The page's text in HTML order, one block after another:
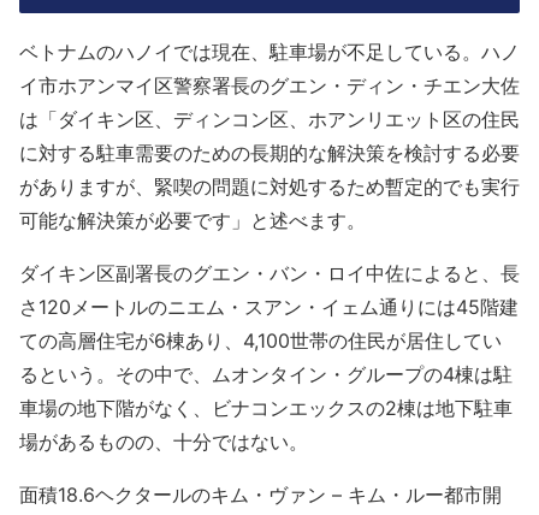
ベトナムのハノイでは現在、駐車場が不足している。ハノ
イ市ホアンマイ区警察署長のグエン・ディン・チエン大佐
は「ダイキン区、ディンコン区、ホアンリエット区の住民
に対する駐車需要のための長期的な解決策を検討する必要
がありますが、緊喫の問題に対処するため暫定的でも実行
可能な解決策が必要です」と述べます。
ダイキン区副署長のグエン・バン・ロイ中佐によると、長
さ120メートルのニエム・スアン・イェム通りには45階建
ての高層住宅が6棟あり、4,100世帯の住民が居住してい
るという。その中で、ムオンタイン・グループの4棟は駐
車場の地下階がなく、ビナコンエックスの2棟は地下駐車
場があるものの、十分ではない。
面積18.6ヘクタールのキム・ヴァン – キム・ルー都市開